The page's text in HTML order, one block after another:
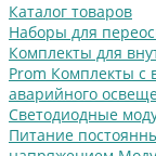
Каталог товаров
Наборы для
Комплекты для
Prom Комплекты с
аварийного
Светодиодные
Питание